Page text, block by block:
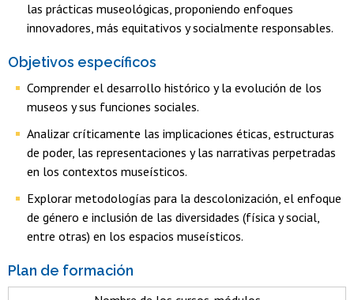
las prácticas museológicas, proponiendo enfoques
innovadores, más equitativos y socialmente responsables.
Objetivos específicos
Comprender el desarrollo histórico y la evolución de los
museos y sus funciones sociales.
Analizar críticamente las implicaciones éticas, estructuras
de poder, las representaciones y las narrativas perpetradas
en los contextos museísticos.
Explorar metodologías para la descolonización, el enfoque
de género e inclusión de las diversidades (física y social,
entre otras) en los espacios museísticos.
Plan de formación